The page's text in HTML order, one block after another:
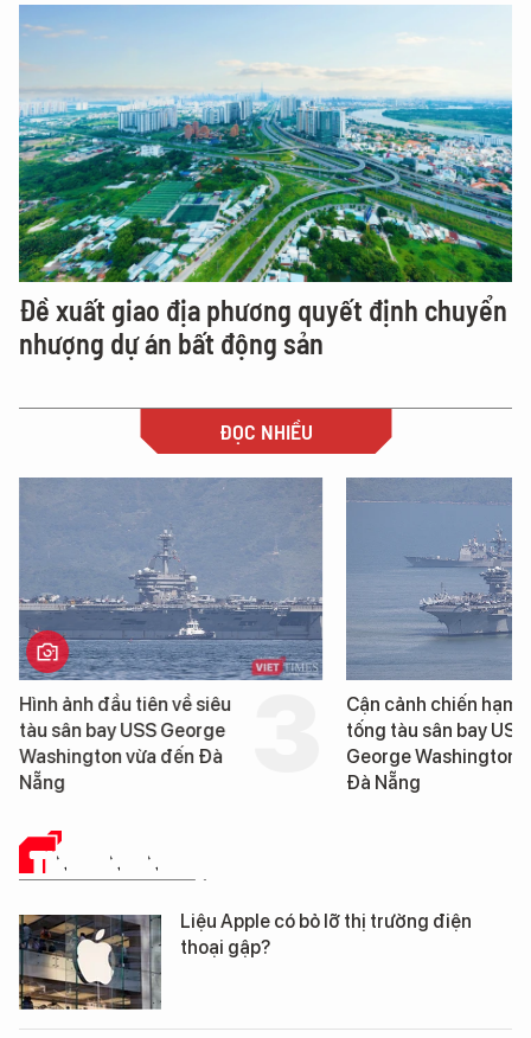
Đề xuất giao địa phương quyết định chuyển
nhượng dự án bất động sản
ĐỌC NHIỀU
Hình ảnh đầu tiên về siêu
tàu sân bay USS George
Washington vừa đến Đà
Nẵng
Cận cảnh chiến hạm
tống tàu sân bay USS
George Washington
Đà Nẵng
TIN CÔNG NGHỆ
Liệu Apple có bỏ lỡ thị trường điện
thoại gập?